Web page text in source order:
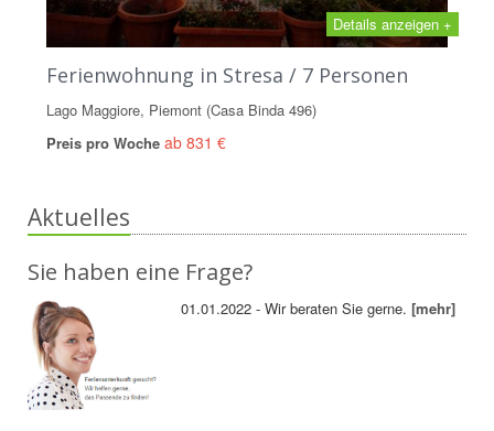
Details anzeigen +
Ferienwohnung in Stresa / 7 Personen
Lago Maggiore, Piemont (Casa Binda 496)
Preis pro Woche ab 831 €
Aktuelles
Sie haben eine Frage?
01.01.2022 - Wir beraten Sie gerne.[mehr]